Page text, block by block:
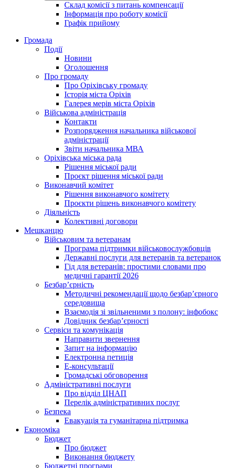
Склад комісії з питань компенсації
Інформація про роботу комісії
Графік прийому
Громада
Події
Новини
Оголошення
Про громаду
Про Оріхівську громаду
Історія міста Оріхів
Галерея мерів міста Оріхів
Військова адміністрація
Контакти
Розпорядження начальника військової
адміністрації
Звіти начальника МВА
Оріхівська міська рада
Рішення міської ради
Проєкт рішення міської ради
Виконавчий комітет
Рішення виконавчого комітету
Проєкти рішень виконавчого комітету
Діяльність
Колективні договори
Мешканцю
Військовим та ветеранам
Програма підтримки військовослужбовців
Державні послуги для ветеранів та ветеранок
Гід для ветеранів: простими словами про
медичні гарантії 2026
Безбар’єрність
Методичні рекомендації щодо безбар’єрного
середовища
Взаємодія зі звільненими з полону: інфобокс
Довідник безбар’єрності
Сервіси та комунікація
Направити звернення
Запит на інформацію
Електронна петиція
Е-консультації
Громадські обговорення
Адміністративні послуги
Про відділ ЦНАП
Перелік адміністративних послуг
Безпека
Евакуація та гуманітарна підтримка
Економіка
Бюджет
Про бюджет
Виконання бюджету
Бюджетні програми